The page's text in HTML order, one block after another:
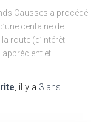
Causses a procédé
centaine de
route (d’intérêt
et
, il y a 3 ans